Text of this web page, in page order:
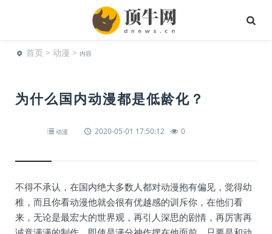
首页 > 动漫 > 内容
为什么国内动漫都是低龄化？
动漫 2020-05-01 17:50:12 0
不得不承认，在国内绝大多数人都对动漫抱有偏见，觉得幼
稚，而且你看动漫他就会很有优越感的训斥你，在他们看
来，无论是最宏大的世界观，再引人深思的剧情，再厉害再